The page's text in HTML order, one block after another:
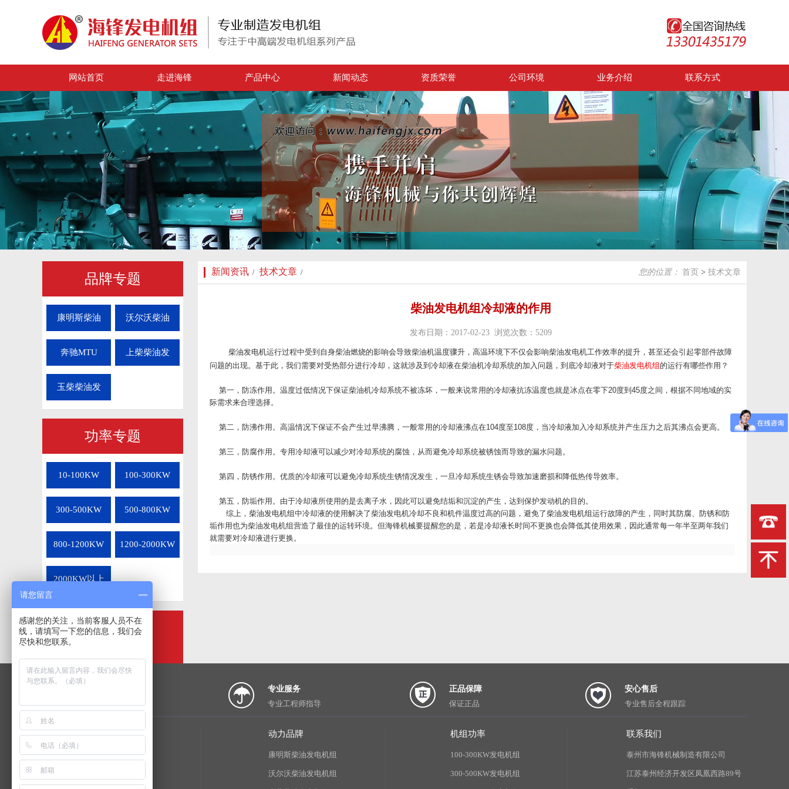
网站首页 走进海锋 产品中心 新闻动态 资质荣誉 公司环境 业务介绍 联系方式
品牌专题
康明斯柴油 沃尔沃柴油
奔驰MTU 上柴柴油发
玉柴柴油发
功率专题
10-100KW 100-300KW
300-500KW 500-800KW
800-1200KW 1200-2000KW
2000KW以上
24小时
咨询热线
新闻资讯 / 技术文章 / 您的位置： 首页 > 技术文章
柴油发电机组冷却液的作用
发布日期：2017-02-23 浏览次数：5209
柴油发电机运行过程中受到自身柴油燃烧的影响会导致柴油机温度骤升，高温环境下不仅会影响柴油发电机工作效率的提升，甚至还会引起零部件故障
问题的出现。基于此，我们需要对受热部分进行冷却，这就涉及到冷却液在柴油机冷却系统的加入问题，到底冷却液对于柴油发电机组 的运行有哪些作用？
第一，防冻作用。温度过低情况下保证柴油机冷却系统不被冻坏，一般来说常用的冷却液抗冻温度也就是冰点在零下20度到45度之间，根据不同地域的实
际需求来合理选择。
第二，防沸作用。高温情况下保证不会产生过早沸腾，一般常用的冷却液沸点在104度至108度，当冷却液加入冷却系统并产生压力之后其沸点会更高。
第三，防腐作用。专用冷却液可以减少对冷却系统的腐蚀，从而避免冷却系统被锈蚀而导致的漏水问题。
第四，防锈作用。优质的冷却液可以避免冷却系统生锈情况发生，一旦冷却系统生锈会导致加速磨损和降低热传导效率。
第五，防垢作用。由于冷却液所使用的是去离子水，因此可以避免结垢和沉淀的产生，达到保护发动机的目的。
综上， 柴油发电机组中冷却液的使用解决了柴油发电机冷却不良和机件温度过高的问题，避免了柴油发电机组运行故障的产生，同时其防腐、防锈和防
垢作用也为柴油发电机组营造了最佳的运转环境。但海锋机械要提醒您的是，若是冷却液长时间不更换也会降低其使用效果，因此通常每一年半至两年我们
就需要对冷却液进行更换。
快速响应您的需求
专业服务
专业工程师指导
正品保障
保证正品
安心售后
专业售后全程跟踪
关于我们
走进海锋
动力品牌
康明斯柴油发电机组
沃尔沃柴油发电机组
机组功率
100-300KW发电机组
300-500KW发电机组
联系我们
泰州市海锋机械制造有限公司
江苏泰州经济开发区凤凰西路89号
请您留言
感谢您的关注，当前客服人员不在
线，请填写一下您的信息，我们会
尽快和您联系。